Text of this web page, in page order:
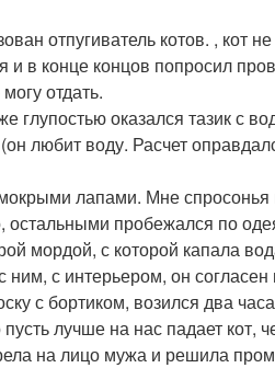
отпугиватель котов. , кот
в конце концов попросил
отдать.
оказался тазик с
любит воду. Расчет
лапами. Мне спросонья
пробежался по
мордой, с которой капала
ним, с интерьером, он согласен
с бортиком, возился два
пусть лучше на нас падает
на лицо мужа и решила